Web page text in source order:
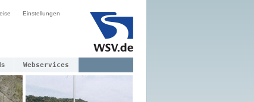
Einstellungen
Webservices